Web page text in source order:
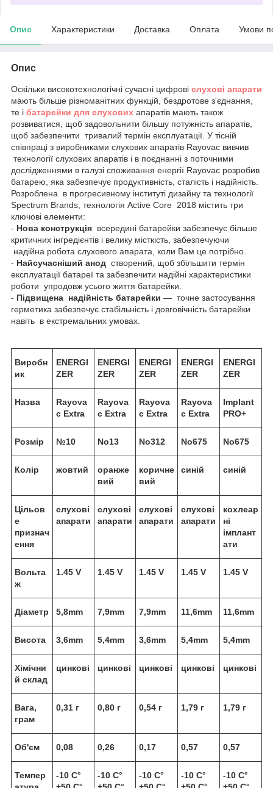
Опис Характеристики Доставка Оплата Умови
Опис
Оскільки високотехнологічні сучасні цифрові слухові апарати
мають більше різноманітних функцій, бездротове з'єднання,
те і батарейки для слухових апаратів мають також
розвиватися, щоб задовольнити більшу потужність апаратів,
щоб забезпечити тривалий термін експлуатації. У тісній
співпраці з виробниками слухових апаратів Rayovac вивчив
технології слухових апаратів і в поєднанні з поточними
дослідженнями в галузі споживання енергії Rayovac розробив
батарею, яка забезпечує продуктивність, сталість і надійність.
Розроблена в прогресивному інституті дизайну та технології
Spectrum Brands, технологія Active Core 2018 містить три
ключові елементи:
- Нова конструкція всередині батарейки забезпечує більше
критичних інгредієнтів і велику місткість, забезпечуючи
надійна робота слухового апарата, коли Вам це потрібно.
- Найсучасніший анод створений, щоб збільшити термін
експлуатації батареї та забезпечити надійні характеристики
роботи упродовж усього життя батарейки.
- Підвищена надійність батарейки — точне застосування
герметика забезпечує стабільність і довговічність батарейки
навіть в екстремальних умовах.
Виробн
ик
ENERGI
ZER
ENERGI
ZER
ENERGI
ZER
ENERGI
ZER
ENERGI
ZER
Назва
Rayova
c Extra
Rayova
c Extra
Rayova
c Extra
Rayova
c Extra
Implant
PRO+
Розмір №10 No13 No312 No675 No675
Колір жовтий
оранже
вий
коричне
вий
синій синій
Цільов
е
признач
ення
слухові
апарати
слухові
апарати
слухові
апарати
слухові
апарати
кохлеар
ні
імплант
ати
Вольта
ж
1.45 V 1.45 V 1.45 V 1.45 V 1.45 V
Діаметр 5,8mm 7,9mm 7,9mm 11,6mm 11,6mm
Висота 3,6mm 5,4mm 3,6mm 5,4mm 5,4mm
Хімічни
й склад
цинкові цинкові цинкові цинкові цинкові
Вага,
грам
0,31 г 0,80 г 0,54 г 1,79 г 1,79 г
Об'єм 0,08 0,26 0,17 0,57 0,57
Темпер
-10 C°
-10 C°
-10 C°
-10 C°
-10 C°